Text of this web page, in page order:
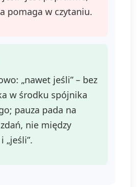
pomaga w czytaniu.
„nawet jeśli” – bez
w środku spójnika
pauza pada na
nie między
„jeśli”.